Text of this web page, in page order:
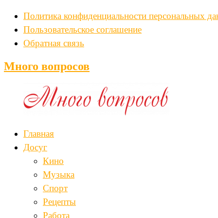
Политика конфиденциальности персональных
Пользовательское соглашение
Обратная связь
Много вопросов
Главная
Досуг
Кино
Музыка
Спорт
Рецепты
Работа